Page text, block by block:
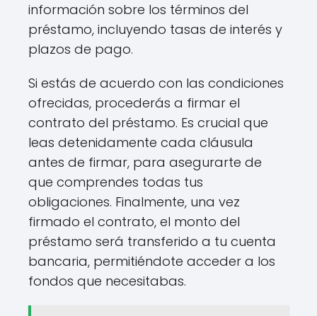
información sobre los términos del
préstamo, incluyendo tasas de interés y
plazos de pago.
Si estás de acuerdo con las condiciones
ofrecidas, procederás a firmar el
contrato del préstamo. Es crucial que
leas detenidamente cada cláusula
antes de firmar, para asegurarte de
que comprendes todas tus
obligaciones. Finalmente, una vez
firmado el contrato, el monto del
préstamo será transferido a tu cuenta
bancaria, permitiéndote acceder a los
fondos que necesitabas.